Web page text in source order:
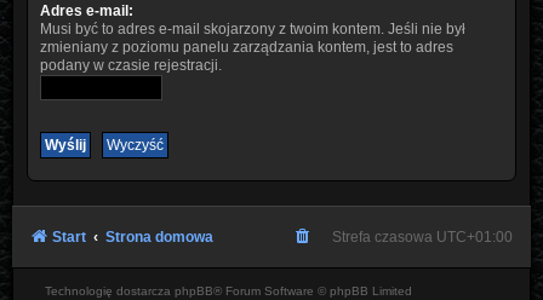
Adres e-mail:
Musi być to adres e-mail skojarzony z twoim kontem. Jeśli nie był
zmieniany z poziomu panelu zarządzania kontem, jest to adres
podany w czasie rejestracji.
Start Strona domowa Strefa czasowa UTC+01:00
Technologię dostarcza phpBB® Forum Software © phpBB Limited